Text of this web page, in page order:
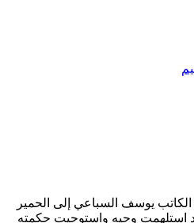
تحميل كتاب يا أمة ضحكت pdf الكاتب يوسف السباعي إلى الحمير
استلهمت وحيه واستوحيت حكمته